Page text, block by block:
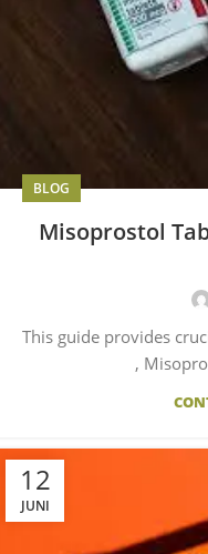
BLOG
Misoprostol
This guide provides
,
12
JUNI